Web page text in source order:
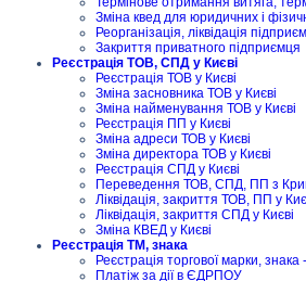
Зміна квед для юридичних і
Реорганізація, ліквідація
Закриття приватного підприємця
Реєстрація ТОВ, СПД у Києві
Реєстрація ТОВ у Києві
Зміна засновника ТОВ у Києві
Зміна найменування ТОВ у Києві
Реєстрація ПП у Києві
Зміна адреси ТОВ у Києві
Зміна директора ТОВ у Києві
Реєстрація СПД у Києві
Переведення ТОВ, СПД, ПП з
Ліквідація, закриття ТОВ, ПП у
Ліквідація, закриття СПД у Києві
Зміна КВЕД у Києві
Реєстрація ТМ, знака
Реєстрація торгової марки, знака
Платіж за дії в ЄДРПОУ